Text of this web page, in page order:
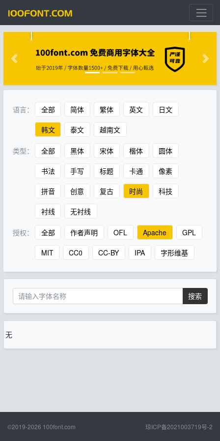
语言： 全部 简体 繁体 英文 日文
韩文 泰文 越南文
类型： 全部 黑体 宋体 楷体 圆体
书法 手写 标题 卡通 像素
拼音 创意 复古 时尚 科技
衬线 无衬线
授权： 全部 作者声明 OFL Apache GPL
MIT CC0 CC-BY IPA 字形维基
搜索
无
©2019-2026 100font.com 琼ICP备2021003719号-2